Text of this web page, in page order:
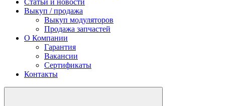
Статьи и новости
Выкуп / продажа
Выкуп модуляторов
Продажа запчастей
О Компании
Гарантия
Вакансии
Сертификаты
Контакты